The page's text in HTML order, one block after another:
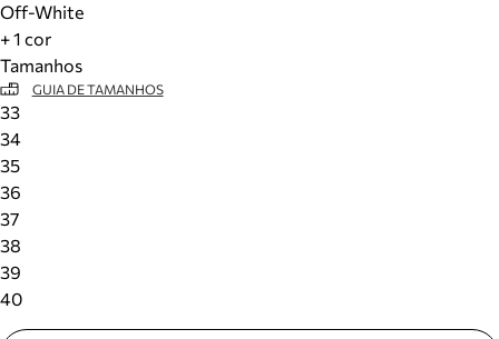
Off-White
+ 1 cor
Tamanhos
GUIA DE TAMANHOS
33
34
35
36
37
38
39
40